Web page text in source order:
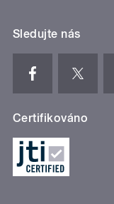
Sledujte nás
Certifikováno